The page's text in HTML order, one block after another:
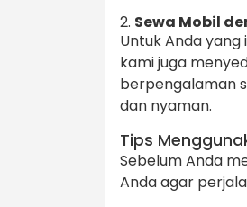
2. Sewa Mobil
Untuk Anda
kami juga
berpengalaman
dan nyaman.
Tips
Sebelum Anda
Anda agar